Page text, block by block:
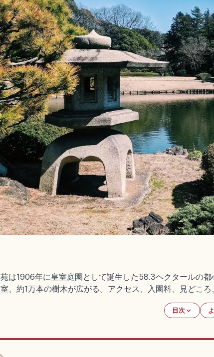
は1906年に皇室庭園として誕生した58.3ヘクタールの
、約1万本の樹木が広がる。アクセス、入園料、見どこ
目次